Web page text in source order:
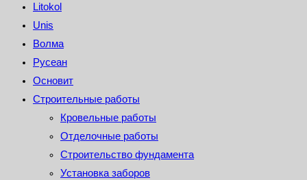
Litokol
Unis
Волма
Русеан
Основит
Строительные работы
Кровельные работы
Отделочные работы
Строительство фундамента
Установка заборов